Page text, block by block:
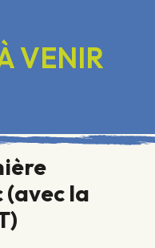
VENIR
(avec la